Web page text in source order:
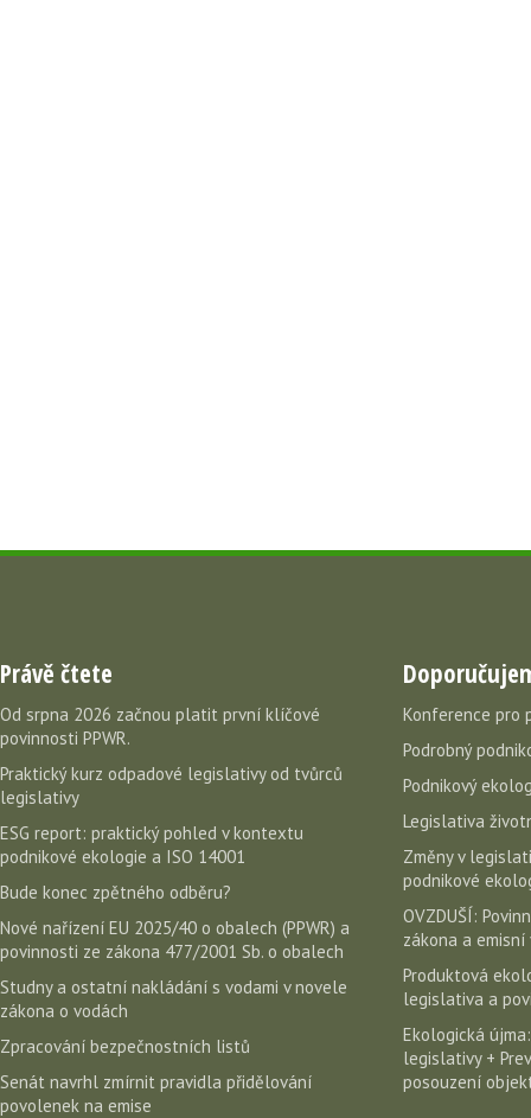
Právě čtete
Od srpna 2026 začnou platit první klíčové
povinnosti PPWR.
Praktický kurz odpadové legislativy od tvůrců
legislativy
ESG report: praktický pohled v kontextu
podnikové ekologie a ISO 14001
Bude konec zpětného odběru?
Nové nařízení EU 2025/40 o obalech (PPWR) a
povinnosti ze zákona 477/2001 Sb. o obalech
Studny a ostatní nakládání s vodami v novele
zákona o vodách
Zpracování bezpečnostních listů
Senát navrhl zmírnit pravidla přidělování
povolenek na emise
Konference pro
Podrobný
Podnikový
Legislativa
Změny v
podnikové
OVZDUŠÍ:
zákona a emisní
Produktová
legislativa a
Ekologická
legislativy +
posouzení